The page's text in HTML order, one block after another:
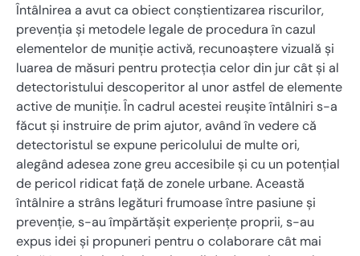
Întâlnirea a avut ca obiect conștientizarea riscurilor,
prevenția și metodele legale de procedura în cazul
elementelor de muniție activă, recunoaștere vizuală și
luarea de măsuri pentru protecția celor din jur cât și al
detectoristului descoperitor al unor astfel de elemente
active de muniție. În cadrul acestei reușite întâlniri s-a
făcut și instruire de prim ajutor, având în vedere că
detectoristul se expune pericolului de multe ori,
alegând adesea zone greu accesibile și cu un potențial
de pericol ridicat față de zonele urbane. Această
întâlnire a strâns legături frumoase între pasiune și
prevenție, s-au împărtășit experiențe proprii, s-au
expus idei și propuneri pentru o colaborare cât mai